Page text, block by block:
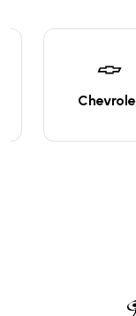
Chevrolet